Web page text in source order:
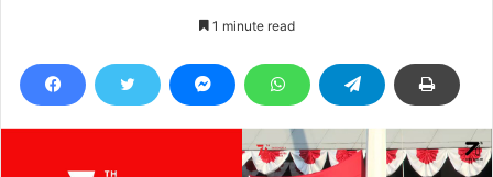
1 minute read